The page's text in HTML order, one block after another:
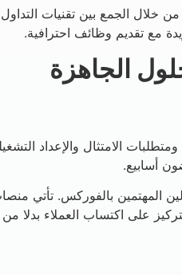
خلال الجمع بين تقنيات
مع تقديم وظائف احترافية.
الجاهزة
ومتطلبات الامتثال
أسابيع.
بالفوركس. تأتي
على اكتساب العملاء بدلا من